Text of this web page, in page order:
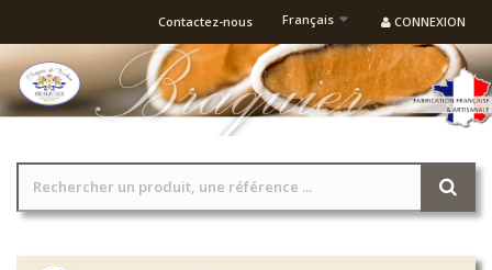
CONNEXION
Français
Contactez-nous